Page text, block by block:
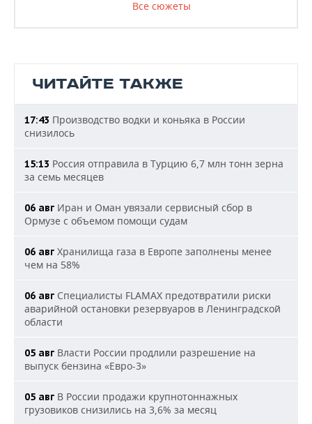
Все сюжеты
ЧИТАЙТЕ ТАКЖЕ
17:43 Производство водки и коньяка в России
снизилось
15:13 Россия отправила в Турцию 6,7 млн тонн зерна
за семь месяцев
06 авг Иран и Оман увязали сервисный сбор в
Ормузе с объемом помощи судам
06 авг Хранилища газа в Европе заполнены менее
чем на 58%
06 авг Специалисты FLAMAX предотвратили риски
аварийной остановки резервуаров в Ленинградской
области
05 авг Власти России продлили разрешение на
выпуск бензина «Евро-3»
05 авг В России продажи крупнотоннажных
грузовиков снизились на 3,6% за месяц